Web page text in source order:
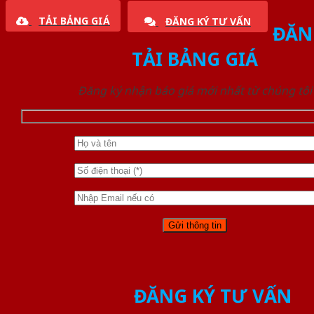
TẢI BẢNG GIÁ ĐĂNG KÝ TƯ VẤN
TẢI BẢNG GIÁ
Đăng ký nhận báo giá mới nhất từ chúng tôi
ĐĂNG KÝ TƯ VẤN